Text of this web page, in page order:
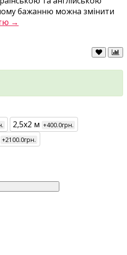
бажанню можна змінити
→
2,5х2 м +400.0грн.
+2100.0грн.